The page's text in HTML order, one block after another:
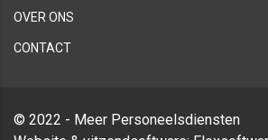
OVER ONS
CONTACT
© 2022 - Meer Personeelsdiensten